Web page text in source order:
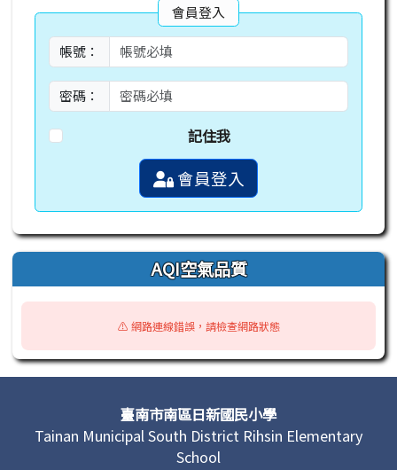
會員登入
帳號：
密碼：
記住我
會員登入
AQI空氣品質
⚠️ 網路連線錯誤，請檢查網路狀態
頁尾區域內容臺南市南區日新國民小學
Tainan Municipal South District Rihsin Elementary
School